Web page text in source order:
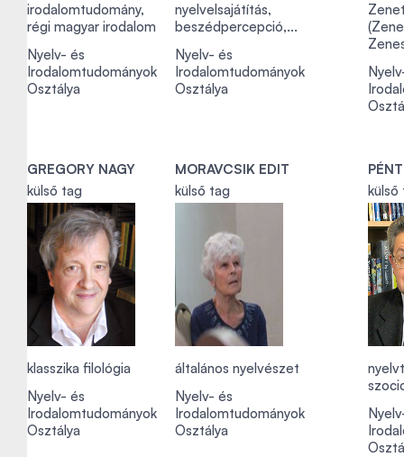
irodalomtudomány,
régi magyar irodalom
Nyelv- és
Irodalomtudományok
Osztálya
nyelvelsajátítás,
beszédpercepció,...
Nyelv- és
Irodalomtudományok
Osztálya
GREGORY NAGY
külső tag
klasszika filológia
Nyelv- és
Irodalomtudományok
Osztálya
MORAVCSIK EDIT
külső tag
általános nyelvészet
Nyelv- és
Irodalomtudományok
Osztálya
külső